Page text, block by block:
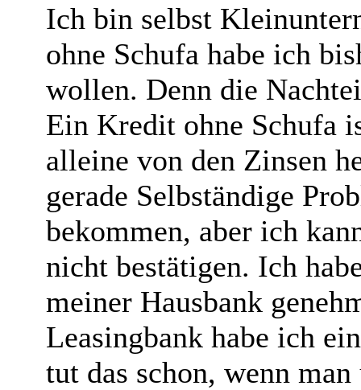
Ich bin selbst
ohne Schufa habe ich
wollen. Denn die
Ein Kredit ohne Schufa
alleine von den Zinsen
gerade Selbständige
bekommen, aber ich
nicht bestätigen. Ich
meiner Hausbank
Leasingbank habe ich
tut das schon, wenn